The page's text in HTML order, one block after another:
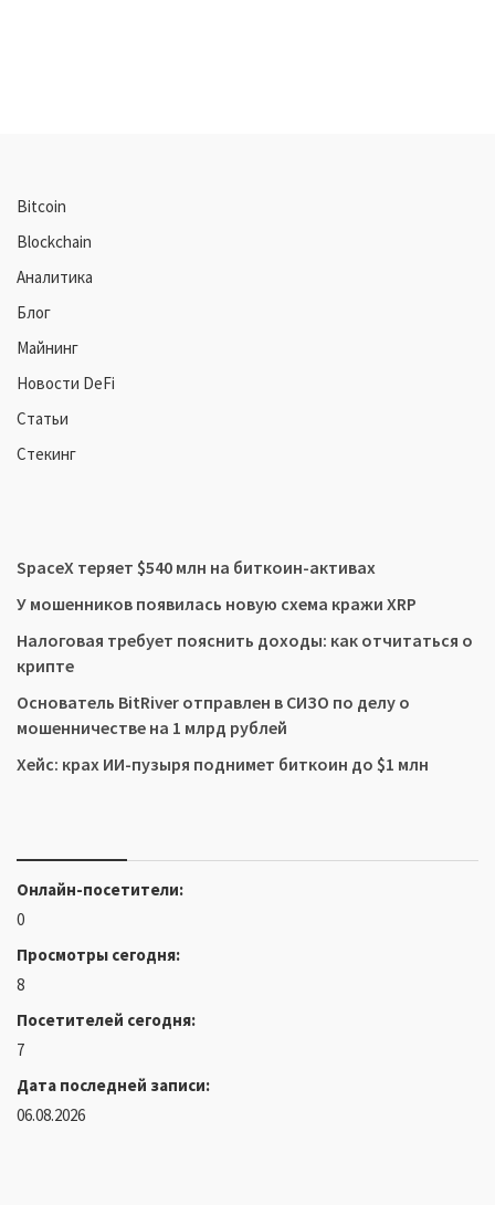
Bitcoin
Blockchain
Аналитика
Блог
Майнинг
Новости DeFi
Статьи
Стекинг
SpaceX теряет $540 млн на биткоин-активах
У мошенников появилась новую схема кражи XRP
Налоговая требует пояснить доходы: как отчитаться о
крипте
Основатель BitRiver отправлен в СИЗО по делу о
мошенничестве на 1 млрд рублей
Хейс: крах ИИ-пузыря поднимет биткоин до $1 млн
Онлайн-посетители:
0
Просмотры сегодня:
8
Посетителей сегодня:
7
Дата последней записи:
06.08.2026